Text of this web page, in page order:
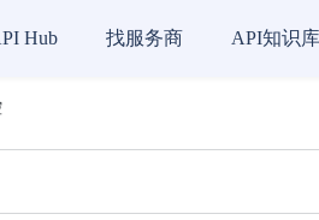
Hub 找服务商 API知识库